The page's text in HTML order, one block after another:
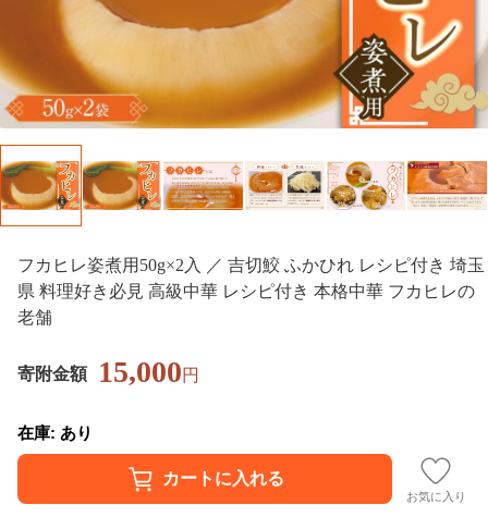
フカヒレ姿煮用50g×2入 ／ 吉切鮫 ふかひれ レシピ付き 埼玉
県 料理好き必見 高級中華 レシピ付き 本格中華 フカヒレの
老舗
寄附金額 15,000円
在庫: あり
お気に入り